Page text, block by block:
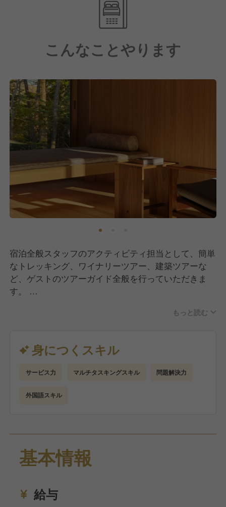
厳選した特選銘柄のワインをセレクトし、真心をこめ
たおもてなしをお届けしているため、高品質なスキル
を身に付けることができます。
さらに、年間休日110日や14日間の季節休暇も取得で
ます！
こんなことやります
宿泊全般スタッフのアクティビティ担当として、簡単
なトレッキング、ワイナリーツアー、建築ツアーな
ど、ゲストのツアーガイド全般を行っていただきま
す。
お客様の7割は海外からお越しいただいている方で
そのため、あなたの語学スキルを存分に活かせる環境
をご用意しています！
もっと読む
身につくスキル
サービス力 マルチタスキングスキル 問題解決力
外国語スキル
基本情報
給与